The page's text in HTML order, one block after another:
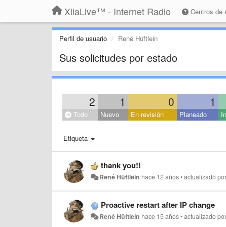
XiiaLive™ - Internet Radio Centros de
Perfil de usuario René Hüftlein
Sus solicitudes por estado
2 1 0 1
Todo Nuevo En revisión Planeado
Etiqueta
thank you!!
René Hüftlein hace 12 años•actualizado
Proactive restart after IP change
René Hüftlein hace 15 años•actualizado